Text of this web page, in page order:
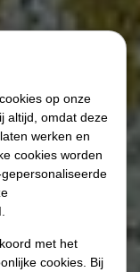
op onze
altijd, omdat deze
werken en
cookies worden
met het
cookies. Bij